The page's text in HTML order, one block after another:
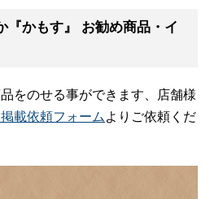
『かもす』 お勧め商品・イ
をのせる事ができます、店舗様
載依頼フォーム よりご依頼くだ